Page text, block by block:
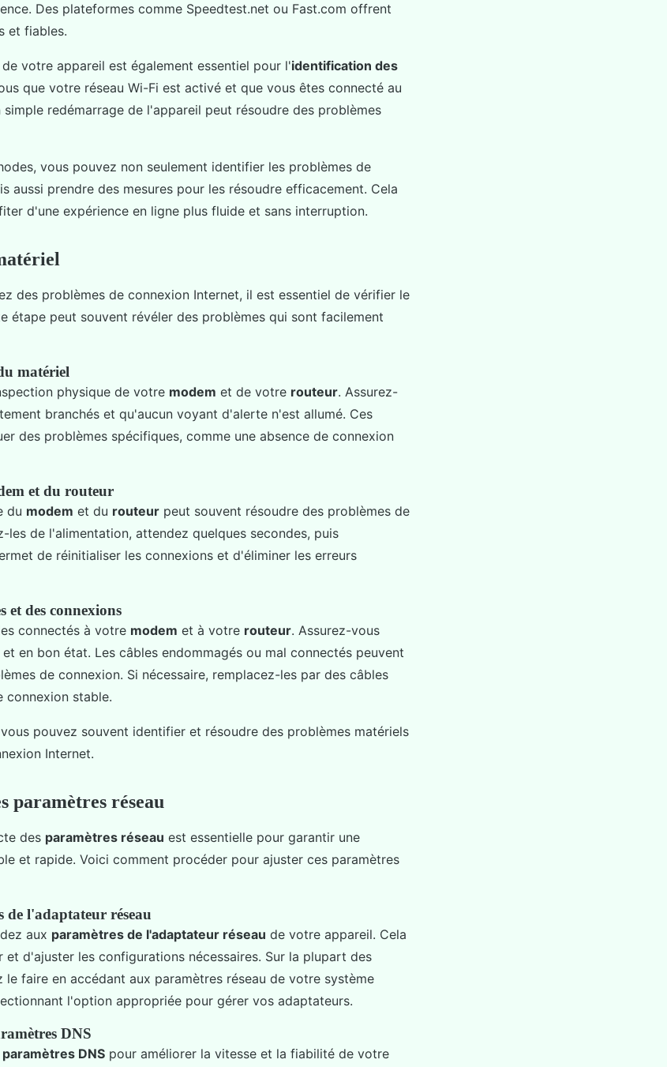
Des plateformes comme Speedtest.net ou Fast.com offrent
et fiables.
votre appareil est également essentiel pour l'identification des
que votre réseau Wi-Fi est activé et que vous êtes connecté au
simple redémarrage de l'appareil peut résoudre des problèmes
vous pouvez non seulement identifier les problèmes de
aussi prendre des mesures pour les résoudre efficacement. Cela
d'une expérience en ligne plus fluide et sans interruption.
des problèmes de connexion Internet, il est essentiel de vérifier le
étape peut souvent révéler des problèmes qui sont facilement
matériel
physique de votre modem et de votre routeur. Assurez-
branchés et qu'aucun voyant d'alerte n'est allumé. Ces
des problèmes spécifiques, comme une absence de connexion
et du routeur
du modem et du routeur peut souvent résoudre des problèmes de
les de l'alimentation, attendez quelques secondes, puis
de réinitialiser les connexions et d'éliminer les erreurs
et des connexions
connectés à votre modem et à votre routeur. Assurez-vous
en bon état. Les câbles endommagés ou mal connectés peuvent
de connexion. Si nécessaire, remplacez-les par des câbles
connexion stable.
pouvez souvent identifier et résoudre des problèmes matériels
Internet.
paramètres réseau
des paramètres réseau est essentielle pour garantir une
et rapide. Voici comment procéder pour ajuster ces paramètres
de l'adaptateur réseau
aux paramètres de l'adaptateur réseau de votre appareil. Cela
d'ajuster les configurations nécessaires. Sur la plupart des
le faire en accédant aux paramètres réseau de votre système
l'option appropriée pour gérer vos adaptateurs.
DNS
paramètres DNS pour améliorer la vitesse et la fiabilité de votre